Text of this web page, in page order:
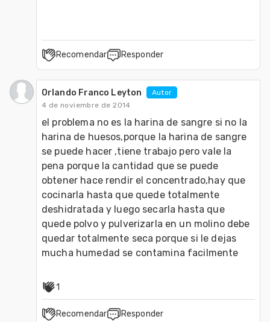
Recomendar Responder
Orlando Franco Leyton
Autor
4 de noviembre de 2014
el problema no es la harina de sangre si no la
harina de huesos,porque la harina de sangre
se puede hacer ,tiene trabajo pero vale la
pena porque la cantidad que se puede
obtener hace rendir el concentrado,hay que
cocinarla hasta que quede totalmente
deshidratada y luego secarla hasta que
quede polvo y pulverizarla en un molino debe
quedar totalmente seca porque si le dejas
mucha humedad se contamina facilmente
1
Recomendar Responder